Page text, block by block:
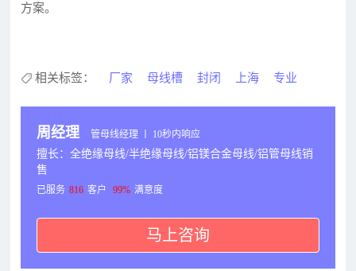
方案。
相关标签： 厂家 母线槽 封闭 上海 专业
周经理 管母线经理 丨 10秒内响应
擅长：全绝缘母线/半绝缘母线/铝镁合金母线/铝管母线销
售
已服务 816 客户 99% 满意度
马上咨询